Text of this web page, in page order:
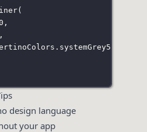
(
,
,
.systemGrey5,
design language
your app